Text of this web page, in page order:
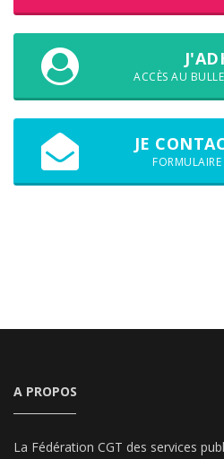
ACCÈS AU
JE
A PROPOS
La Fédération CGT des services